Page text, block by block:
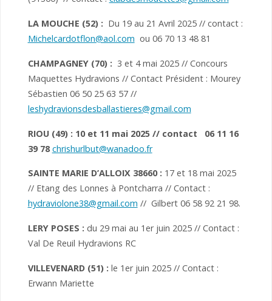
LA MOUCHE (52) : Du 19 au 21 Avril 2025 // contact :
Michelcardotflon@aol.com ou 06 70 13 48 81
CHAMPAGNEY (70) : 3 et 4 mai 2025 // Concours
Maquettes Hydravions // Contact Président : Mourey
Sébastien 06 50 25 63 57 //
leshydravionsdesballastieres@gmail.com
RIOU (49) : 10 et 11 mai 2025 // contact 06 11 16
39 78chrishurlbut@wanadoo.fr
SAINTE MARIE D’ALLOIX 38660 : 17 et 18 mai 2025
// Etang des Lonnes à Pontcharra // Contact :
hydraviolone38@gmail.com // Gilbert 06 58 92 21 98.
LERY POSES : du 29 mai au 1er juin 2025 // Contact :
Val De Reuil Hydravions RC
VILLEVENARD (51) : le 1er juin 2025 // Contact :
Erwann Mariette